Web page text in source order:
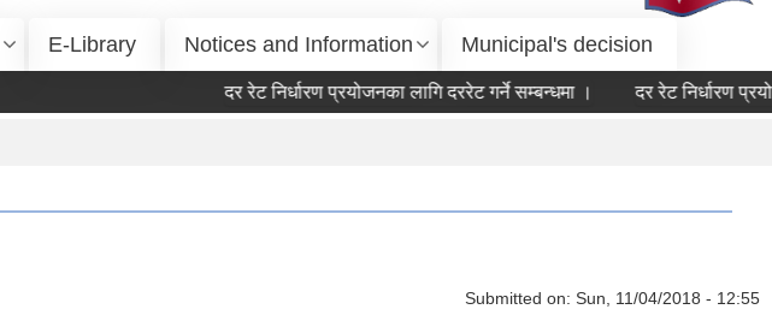
E-Library Notices and Information Municipal's decision
दर रेट निर्धारण प्रयोजनका लागि दररेट गर्ने सम्बन्धमा । दर रेट निर्धारण
Submitted on: Sun, 11/04/2018 - 12:55